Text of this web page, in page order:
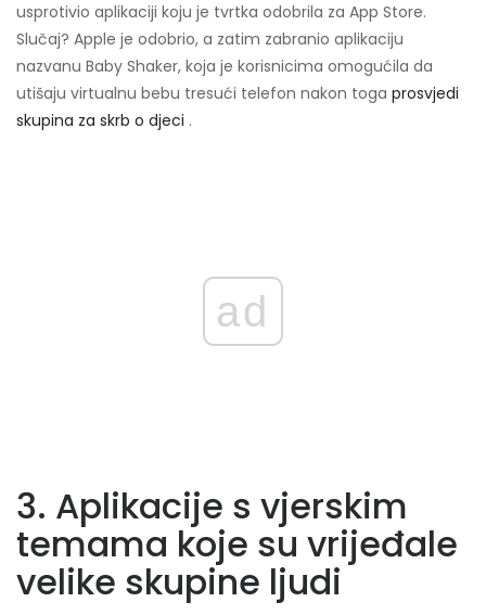
usprotivio aplikaciji koju je tvrtka odobrila za App Store.
Slučaj? Apple je odobrio, a zatim zabranio aplikaciju
nazvanu Baby Shaker, koja je korisnicima omogućila da
utišaju virtualnu bebu tresući telefon nakon toga prosvjedi
skupina za skrb o djeci .
ad
3. Aplikacije s vjerskim
temama koje su vrijeđale
velike skupine ljudi